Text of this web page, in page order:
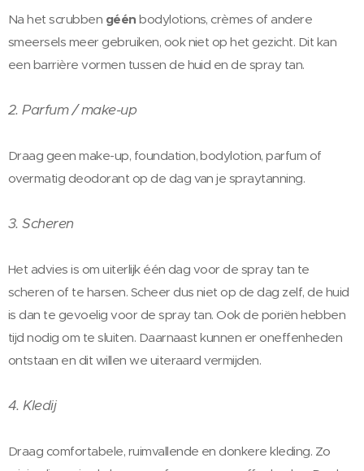
Na het scrubben géén bodylotions, crèmes of andere
smeersels meer gebruiken, ook niet op het gezicht. Dit kan
een barrière vormen tussen de huid en de spray tan.
2. Parfum / make-up
Draag geen make-up, foundation, bodylotion, parfum of
overmatig deodorant op de dag van je spraytanning.
3. Scheren
Het advies is om uiterlijk één dag voor de spray tan te
scheren of te harsen. Scheer dus niet op de dag zelf, de huid
is dan te gevoelig voor de spray tan. Ook de poriën hebben
tijd nodig om te sluiten. Daarnaast kunnen er oneffenheden
ontstaan en dit willen we uiteraard vermijden.
4. Kledij
Draag comfortabele, ruimvallende en donkere kleding. Zo